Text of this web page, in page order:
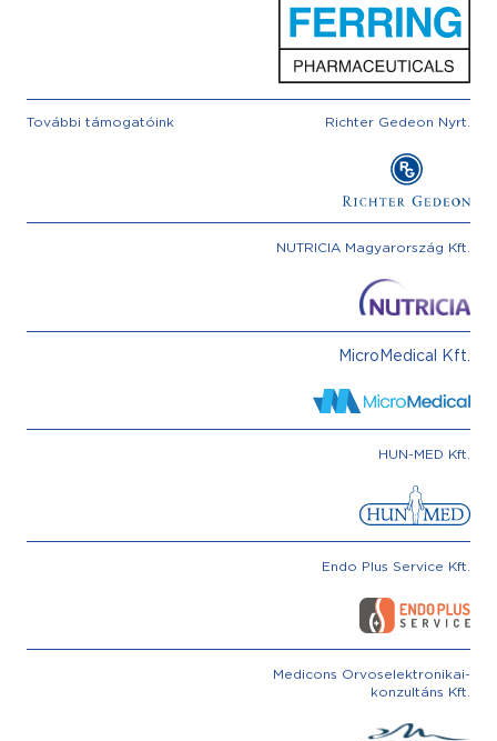
További támogatóink Richter Gedeon Nyrt.
NUTRICIA Magyarország Kft.
MicroMedical Kft.
HUN-MED Kft.
Endo Plus Service Kft.
Medicons Orvoselektronikai-
konzultáns Kft.